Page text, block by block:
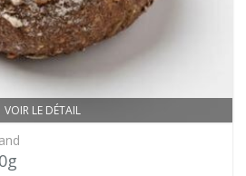
VOIR LE DÉTAIL